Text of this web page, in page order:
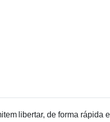
libertar, de forma rápida